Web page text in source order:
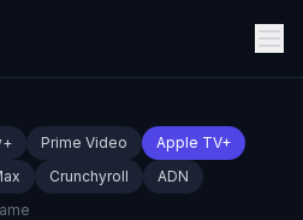
Prime Video
Apple TV+
Crunchyroll
ADN